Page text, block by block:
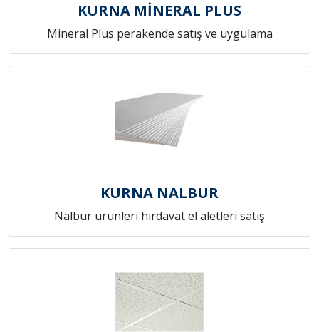
KURNA MİNERAL PLUS
Mineral Plus perakende satış ve uygulama
KURNA NALBUR
Nalbur ürünleri hırdavat el aletleri satış